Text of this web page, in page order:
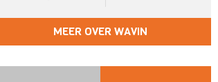
MEER OVER WAVIN